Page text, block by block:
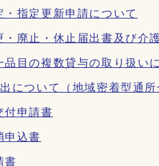
指定更新申請について
廃止・休止届出書及び介
目の複数貸与の取り扱い
について（地域密着型通所
付申請書
申込書
書